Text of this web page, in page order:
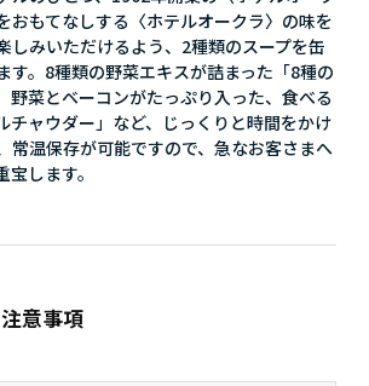
おもてなしする〈ホテルオークラ〉の味を
しみいただけるよう、2種類のスープを缶
す。8種類の野菜エキスが詰まった「8種の
野菜とベーコンがたっぷり入った、食べる
チャウダー」など、じっくりと時間をかけ
常温保存が可能ですので、急なお客さまへ
します。
意事項